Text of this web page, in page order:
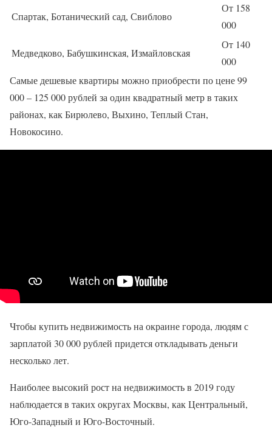
Спартак, Ботанический сад, Свиблово
От 158
000
Медведково, Бабушкинская, Измайловская
От 140
000
Самые дешевые квартиры можно приобрести по цене 99
000 – 125 000 рублей за один квадратный метр в таких
районах, как Бирюлево, Выхино, Теплый Стан,
Новокосино.
Чтобы купить недвижимость на окраине города, людям с
зарплатой 30 000 рублей придется откладывать деньги
несколько лет.
Наиболее высокий рост на недвижимость в 2019 году
наблюдается в таких округах Москвы, как Центральный,
Юго-Западный и Юго-Восточный.